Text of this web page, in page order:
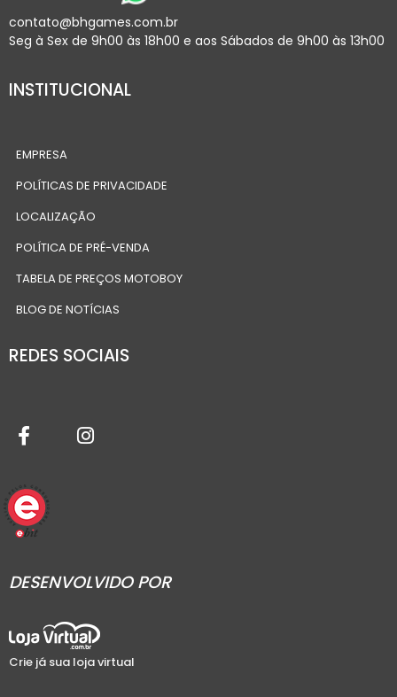
contato@bhgames.com.br
Seg à Sex de 9h00 às 18h00 e aos Sábados de 9h00 às 13h00
INSTITUCIONAL
EMPRESA
POLÍTICAS DE PRIVACIDADE
LOCALIZAÇÃO
POLÍTICA DE PRÉ-VENDA
TABELA DE PREÇOS MOTOBOY
BLOG DE NOTÍCIAS
REDES SOCIAIS
DESENVOLVIDO POR
Crie já sua loja virtual